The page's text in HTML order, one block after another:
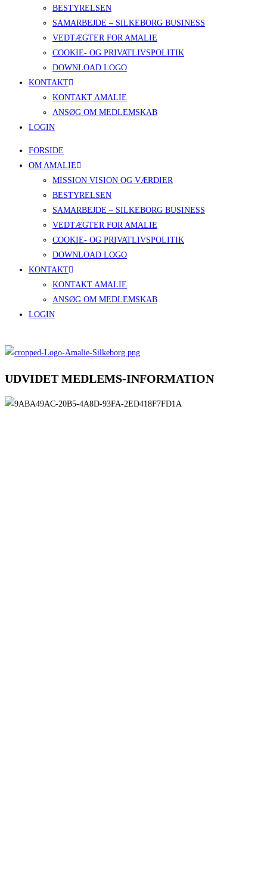
BESTYRELSEN
SAMARBEJDE – SILKEBORG BUSINESS
VEDTÆGTER FOR AMALIE
COOKIE- OG PRIVATLIVSPOLITIK
DOWNLOAD LOGO
KONTAKT
KONTAKT AMALIE
ANSØG OM MEDLEMSKAB
LOGIN
FORSIDE
OM AMALIE
MISSION VISION OG VÆRDIER
BESTYRELSEN
SAMARBEJDE – SILKEBORG BUSINESS
VEDTÆGTER FOR AMALIE
COOKIE- OG PRIVATLIVSPOLITIK
DOWNLOAD LOGO
KONTAKT
KONTAKT AMALIE
ANSØG OM MEDLEMSKAB
LOGIN
UDVIDET MEDLEMS-INFORMATION